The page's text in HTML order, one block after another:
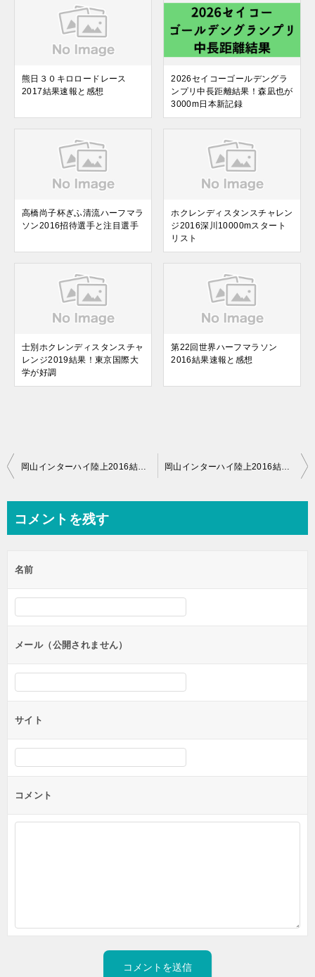
熊日３０キロロードレース
2017結果速報と感想
2026セイコーゴールデングラ
ンプリ中長距離結果！森凪也が
3000m日本新記録
高橋尚子杯ぎふ清流ハーフマラ
ソン2016招待選手と注目選手
ホクレンディスタンスチャレン
ジ2016深川10000mスタート
リスト
士別ホクレンディスタンスチャ
レンジ2019結果！東京国際大
学が好調
第22回世界ハーフマラソン
2016結果速報と感想
投
ビ
ー
シ
ョ
ン
コメントを残す
名前
メール（公開されません）
サイト
コメント